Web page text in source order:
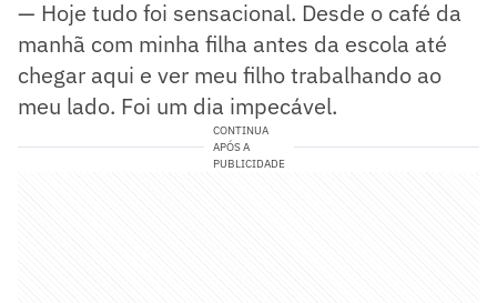
— Hoje tudo foi sensacional. Desde o café da
manhã com minha filha antes da escola até
chegar aqui e ver meu filho trabalhando ao
meu lado. Foi um dia impecável.
CONTINUA
APÓS A
PUBLICIDADE